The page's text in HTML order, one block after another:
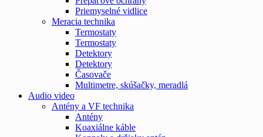
Priemyselné vidlice
Meracia technika
Termostaty
Termostaty
Detektory
Detektory
Časovače
Multimetre, skúšačky, meradlá
Audio video
Antény a VF technika
Antény
Koaxiálne káble